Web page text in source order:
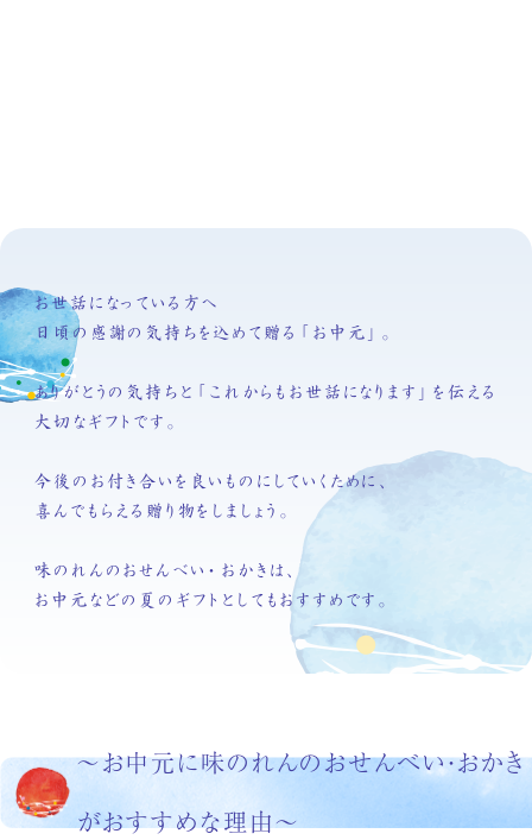
お世話になっている方へ
日頃の感謝の気持ちを込めて贈る「お中元」。
ありがとうの気持ちと「これからもお世話になります」を伝える
大切なギフトです。
今後のお付き合いを良いものにしていくために、
喜んでもらえる贈り物をしましょう。
味のれんのおせんべい・おかきは、
お中元などの夏のギフトとしてもおすすめです。
〜お中元に味のれんのおせんべい・おかき
がおすすめな理由〜